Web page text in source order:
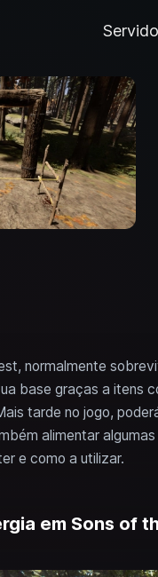
normalmente
base graças a itens
tarde no jogo,
alimentar
e como a utilizar.
em Sons of